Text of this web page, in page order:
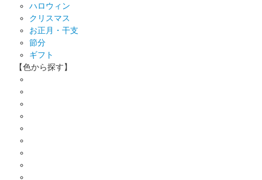
ハロウィン
クリスマス
お正月・干支
節分
ギフト
【色から探す】